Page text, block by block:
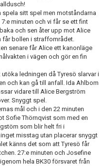
sitt spel men motståndarna
minuten och vi får se ett fint
och sen åter upp mot Alice
får bollen i straffområdet.
senare får Alice ett kanonläge
i vägen och gör en fin
utöka ledningen då Tyresö slarvar i
och kan gå till anfall. Ida Ahlbom
vidare till Alice Bergström
Snyggt spel.
mål och i den 22 minuten
Sofie Thörnqvist som med en
som blir helt fri i
misstag utan placerar snyggt
känns det som att Tyresö får
27:e minuten och Josefine
hela BK30 försvaret från